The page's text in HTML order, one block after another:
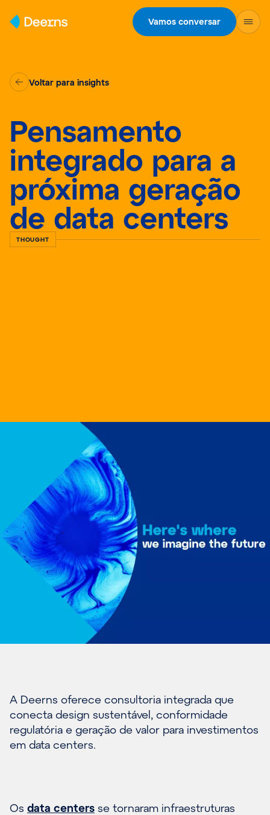
Vamos conversar
Voltar para insights
Pensamento
integrado para a
próxima geração
de data centers
THOUGHT
A Deerns oferece consultoria integrada que
conecta design sustentável, conformidade
regulatória e geração de valor para investimentos
em data centers.
Os data centers se tornaram infraestruturas